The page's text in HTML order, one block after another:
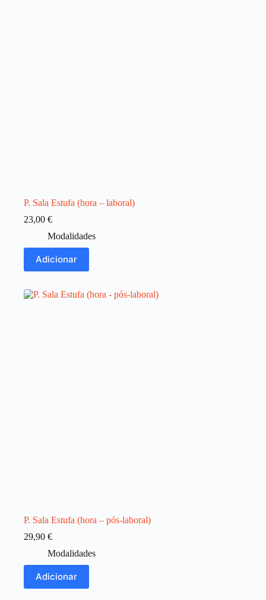
P. Sala Estufa (hora – laboral)
23,00 €
Modalidades
Adicionar
P. Sala Estufa (hora – pós-laboral)
29,90 €
Modalidades
Adicionar